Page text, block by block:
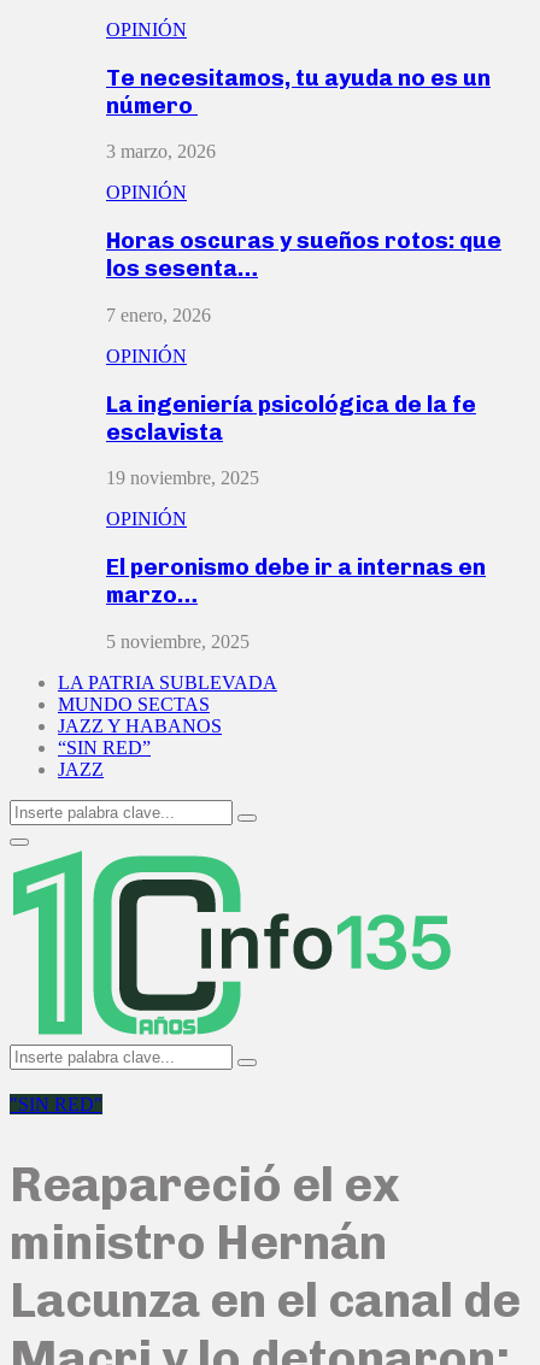
OPINIÓN
Te necesitamos, tu ayuda no es un
número
3 marzo, 2026
OPINIÓN
Horas oscuras y sueños rotos: que
los sesenta…
7 enero, 2026
OPINIÓN
La ingeniería psicológica de la fe
esclavista
19 noviembre, 2025
OPINIÓN
El peronismo debe ir a internas en
marzo…
5 noviembre, 2025
LA PATRIA SUBLEVADA
MUNDO SECTAS
JAZZ Y HABANOS
“SIN RED”
JAZZ
Search
for:
Search
Primary
Menu
Search
for:
Search
"SIN RED"
Reapareció el ex
ministro Hernán
Lacunza en el canal de